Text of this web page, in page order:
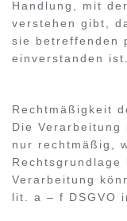
Handlung, mit
verstehen gibt,
sie betreffenden
einverstanden ist.
Rechtmäßigkeit
Die Verarbeitung
nur rechtmäßig,
Verarbeitung
lit. a – f DSGVO